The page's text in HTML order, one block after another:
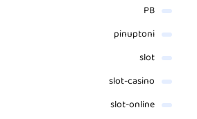
PB
pinuptoni
slot
slot-casino
slot-online